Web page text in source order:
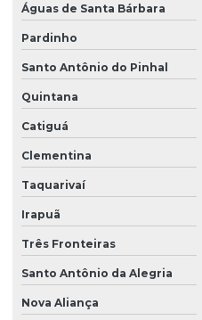
Águas de Santa Bárbara
Pardinho
Santo Antônio do Pinhal
Quintana
Catiguá
Clementina
Taquarivaí
Irapuã
Três Fronteiras
Santo Antônio da Alegria
Nova Aliança